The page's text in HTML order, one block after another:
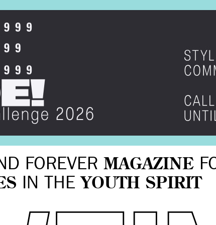
FOREVER MAGAZINE
IN THE YOUTH SPIRIT